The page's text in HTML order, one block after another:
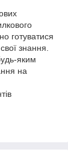
готуватися
знання.
яким
на